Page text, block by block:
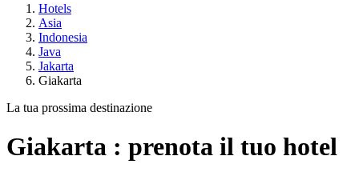
Hotels
Asia
Indonesia
Java
Jakarta
Giakarta
La tua prossima destinazione
Giakarta : prenota il tuo hotel